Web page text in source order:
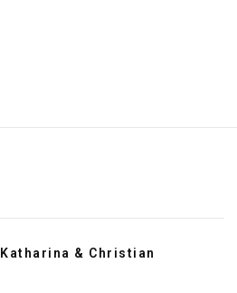
Katharina & Christian